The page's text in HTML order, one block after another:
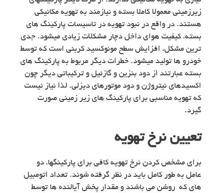
زیرزمینی معمولا کاملا بسته و نیازمند به تهویه مکانیکی
هستند. در واقع در نبود تهویه در تاسیسات پارکینگ های
بسته، کیفیت هوای داخل دچار مشکلات زیادی میشود. جدی
ترین مشکل، افزایش سطح مونوکسید کربنی است که توسط
خودرو ها تولید میشود. خطرات دیگر مربوط به پارکینگ های
بسته عبارتند از دود بنزین و گازئیل و ترکیباتی دیگر چون
اکسیدهای نیتروژن و دود موتورهای دیزلی. لذا نیاز نیست
که تهویه مناسبی برای پارکینگ های زیر زمینی صورت
گیرد.
تعیین نرخ تهویه
برای مشخص کردن نرخ تهویه کافی برای پارکینگها، دو
عامل به طور کامل باید در نظر گرفته شوند. تعداد اتومبیل
های که روشن می باشند و مقدار پخش آیالنده ها توسط